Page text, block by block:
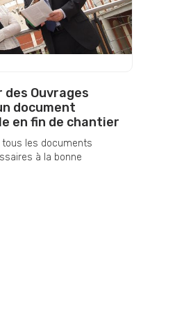
des Ouvrages
document
en fin de chantier
tous les documents
à la bonne